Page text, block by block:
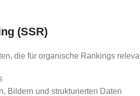
(SSR)
die für organische Rankings
Bildern und strukturierten Daten